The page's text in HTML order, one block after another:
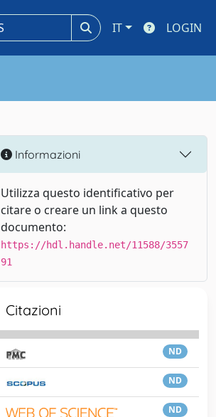
IT LOGIN
Informazioni
Utilizza questo identificativo per
citare o creare un link a questo
documento:
https://hdl.handle.net/11588/3557
91
Citazioni
ND
ND
ND